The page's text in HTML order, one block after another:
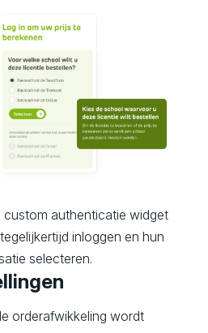
authenticatie widget
inloggen en hun
selecteren.
orderafwikkeling wordt